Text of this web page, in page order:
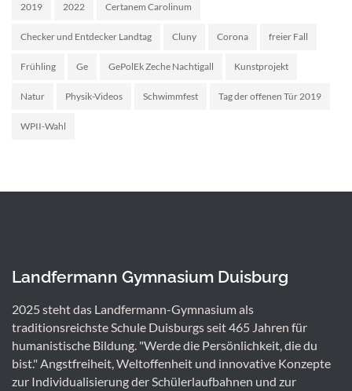
2019 2022 Certanem Carolinum
Checker und Entdecker Landtag Cluny Corona freier Fall
Frühling Ge GePolEk Zeche Nachtigall Kunstprojekt
Natur Physik-Videos Schwimmfest Tag der offenen Tür 2019
WPII-Wahl
Landfermann Gymnasium Duisburg
2025 steht das Landfermann-Gymnasium als
traditionsreichste Schule Duisburgs seit 465 Jahren für
humanistische Bildung. "Werde die Persönlichkeit, die du
bist." Angstfreiheit, Weltoffenheit und innovative Konzepte
zur Individualisierung der Schülerlaufbahnen und zur